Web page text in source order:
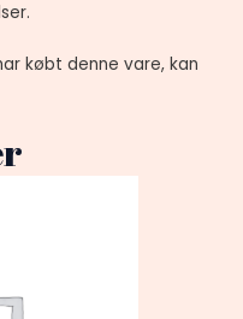
købt denne vare, kan